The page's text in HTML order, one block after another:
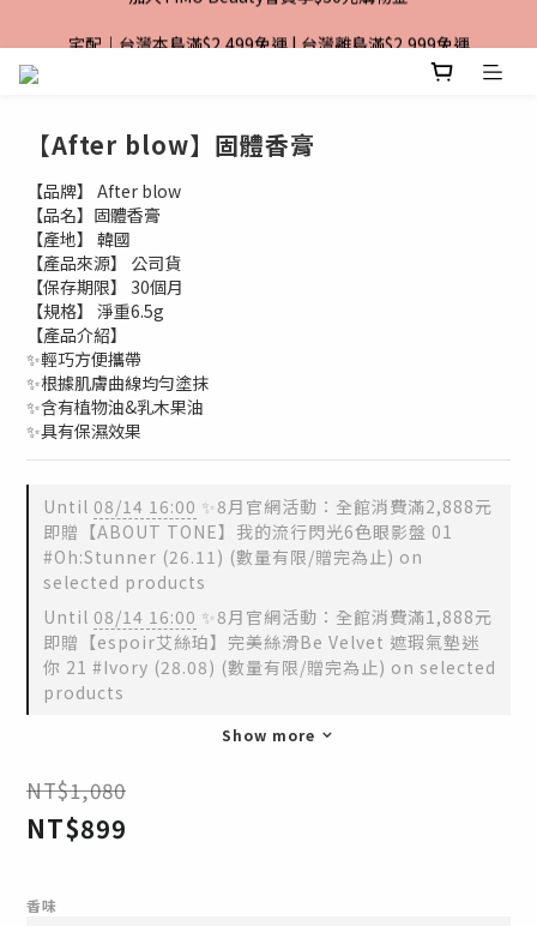
【After blow】固體香膏
【品牌】 After blow
【品名】固體香膏
【產地】 韓國
【產品來源】 公司貨
【保存期限】 30個月
【規格】 淨重6.5g
【產品介紹】
✨輕巧方便攜帶
✨根據肌膚曲線均勻塗抹
✨含有植物油&乳木果油
✨具有保濕效果
Until 08/14 16:00 ✨8月官網活動：全館消費滿2,888元
即贈【ABOUT TONE】我的流行閃光6色眼影盤 01
#Oh:Stunner (26.11) (數量有限/贈完為止) on
selected products
Until 08/14 16:00 ✨8月官網活動：全館消費滿1,888元
即贈【espoir艾絲珀】完美絲滑Be Velvet 遮瑕氣墊迷
你 21 #Ivory (28.08) (數量有限/贈完為止) on selected
products
Show more
NT$1,080
NT$899
香味